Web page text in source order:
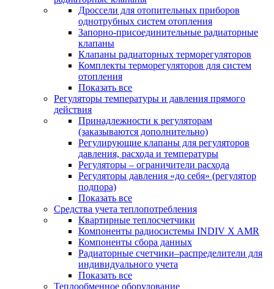
Дроссели для отопительных приборов
однотрубных систем отопления
Запорно-присоединительные радиаторные
клапаны
Клапаны радиаторных терморегуляторов
Комплекты терморегуляторов для систем
отопления
Показать все
Регуляторы температуры и давления прямого
действия
Принадлежности к регуляторам
(заказываются дополнительно)
Регулирующие клапаны для регуляторов
давления, расхода и температуры
Регуляторы – ограничители расхода
Регуляторы давления «до себя» (регулятор
подпора)
Показать все
Средства учета теплопотребления
Квартирные теплосчетчики
Компоненты радиосистемы INDIV X AMR
Компоненты сбора данных
Радиаторные счетчики–распределители для
индивидуального учета
Показать все
Теплообменное оборудование